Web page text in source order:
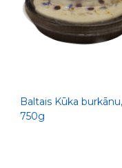
Baltais Kūka burkānu,
750g